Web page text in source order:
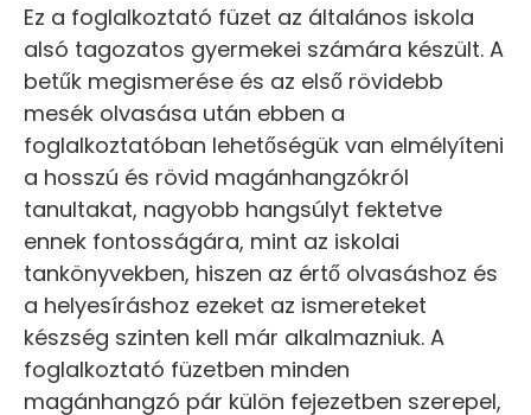
Ez a foglalkoztató füzet az általános iskola
alsó tagozatos gyermekei számára készült. A
betűk megismerése és az első rövidebb
mesék olvasása után ebben a
foglalkoztatóban lehetőségük van elmélyíteni
a hosszú és rövid magánhangzókról
tanultakat, nagyobb hangsúlyt fektetve
ennek fontosságára, mint az iskolai
tankönyvekben, hiszen az értő olvasáshoz és
a helyesíráshoz ezeket az ismereteket
készség szinten kell már alkalmazniuk. A
foglalkoztató füzetben minden
magánhangzó pár külön fejezetben szerepel,